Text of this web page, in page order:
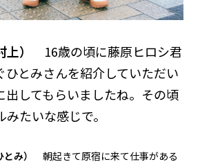
）
16歳の頃に藤原ヒロシ君
ひとみさんを紹介していただい
出してもらいましたね。その頃
たいな感じで。
み） 朝起きて原宿に来て仕事がある